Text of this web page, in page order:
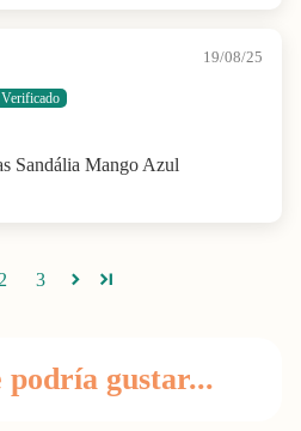
19/08/25
Sandália Mango Azul
2 3
podría gustar...